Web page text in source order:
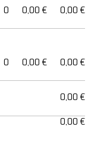
0
0,00 € 0,00 €
0
0,00 € 0,00 €
0,00 €
0,00 €